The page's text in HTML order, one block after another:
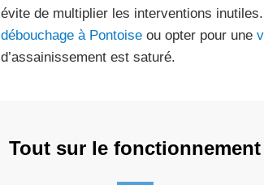
évite de multiplier les interventions
débouchage à Pontoiseou opter pour une
d’assainissement est saturé.
Tout sur le fonctionnement